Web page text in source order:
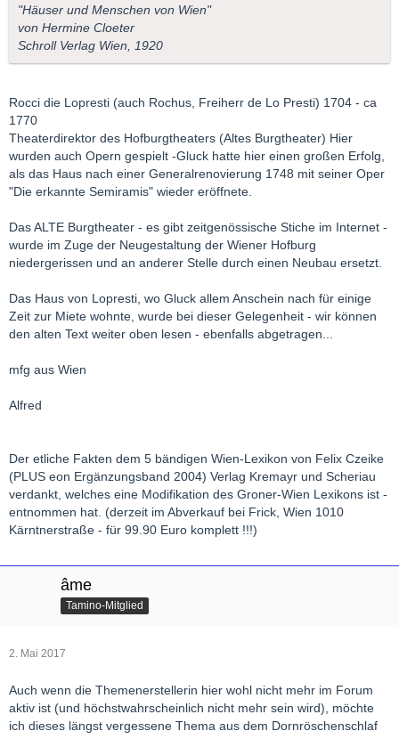
"Häuser und Menschen von Wien"
von Hermine Cloeter
Schroll Verlag Wien, 1920
Rocci die Lopresti (auch Rochus, Freiherr de Lo Presti) 1704 - ca
1770
Theaterdirektor des Hofburgtheaters (Altes Burgtheater) Hier
wurden auch Opern gespielt -Gluck hatte hier einen großen Erfolg,
als das Haus nach einer Generalrenovierung 1748 mit seiner Oper
"Die erkannte Semiramis" wieder eröffnete.
Das ALTE Burgtheater - es gibt zeitgenössische Stiche im Internet -
wurde im Zuge der Neugestaltung der Wiener Hofburg
niedergerissen und an anderer Stelle durch einen Neubau ersetzt.
Das Haus von Lopresti, wo Gluck allem Anschein nach für einige
Zeit zur Miete wohnte, wurde bei dieser Gelegenheit - wir können
den alten Text weiter oben lesen - ebenfalls abgetragen...
mfg aus Wien
Alfred
Der etliche Fakten dem 5 bändigen Wien-Lexikon von Felix Czeike
(PLUS eon Ergänzungsband 2004) Verlag Kremayr und Scheriau
verdankt, welches eine Modifikation des Groner-Wien Lexikons ist -
entnommen hat. (derzeit im Abverkauf bei Frick, Wien 1010
Kärntnerstraße - für 99.90 Euro komplett !!!)
âme
Tamino-Mitglied
2. Mai 2017
Auch wenn die Themenerstellerin hier wohl nicht mehr im Forum
aktiv ist (und höchstwahrscheinlich nicht mehr sein wird), möchte
ich dieses längst vergessene Thema aus dem Dornröschenschlaf